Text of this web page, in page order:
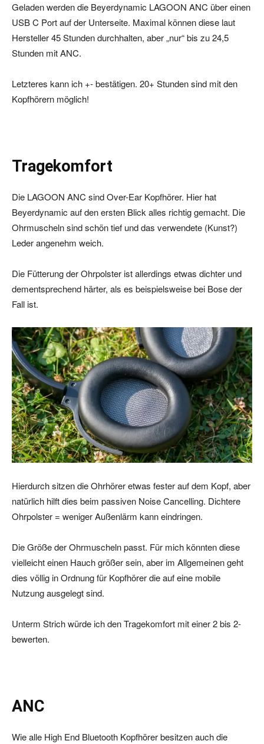
Geladen werden die Beyerdynamic LAGOON ANC über einen
USB C Port auf der Unterseite. Maximal können diese laut
Hersteller 45 Stunden durchhalten, aber „nur“ bis zu 24,5
Stunden mit ANC.
Letzteres kann ich +- bestätigen. 20+ Stunden sind mit den
Kopfhörern möglich!
Tragekomfort
Die LAGOON ANC sind Over-Ear Kopfhörer. Hier hat
Beyerdynamic auf den ersten Blick alles richtig gemacht. Die
Ohrmuscheln sind schön tief und das verwendete (Kunst?)
Leder angenehm weich.
Die Fütterung der Ohrpolster ist allerdings etwas dichter und
dementsprechend härter, als es beispielsweise bei Bose der
Fall ist.
Hierdurch sitzen die Ohrhörer etwas fester auf dem Kopf, aber
natürlich hilft dies beim passiven Noise Cancelling. Dichtere
Ohrpolster = weniger Außenlärm kann eindringen.
Die Größe der Ohrmuscheln passt. Für mich könnten diese
vielleicht einen Hauch größer sein, aber im Allgemeinen geht
dies völlig in Ordnung für Kopfhörer die auf eine mobile
Nutzung ausgelegt sind.
Unterm Strich würde ich den Tragekomfort mit einer 2 bis 2-
bewerten.
ANC
Wie alle High End Bluetooth Kopfhörer besitzen auch die